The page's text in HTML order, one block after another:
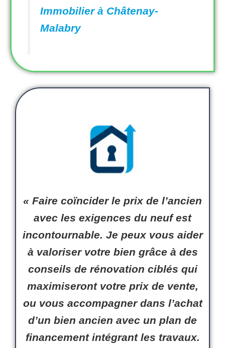
Immobilier à Châtenay-
Malabry
« Faire coïncider le prix de l’ancien
avec les exigences du neufest
incontournable. Je peux vous aider
à valoriser votre bien grâce à des
conseils de rénovation ciblés qui
maximiseront votre prix de vente,
ou vous accompagner dans l’achat
d’un bien ancien avec un plan de
financement intégrant les travaux.